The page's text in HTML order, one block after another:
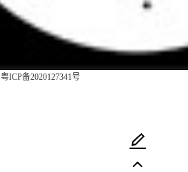
粤ICP备2020127341号